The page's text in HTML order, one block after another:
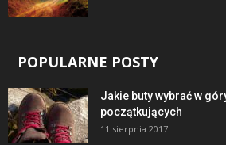
POPULARNE POSTY
Jakie buty wybrać w
początkujących
11 sierpnia 2017